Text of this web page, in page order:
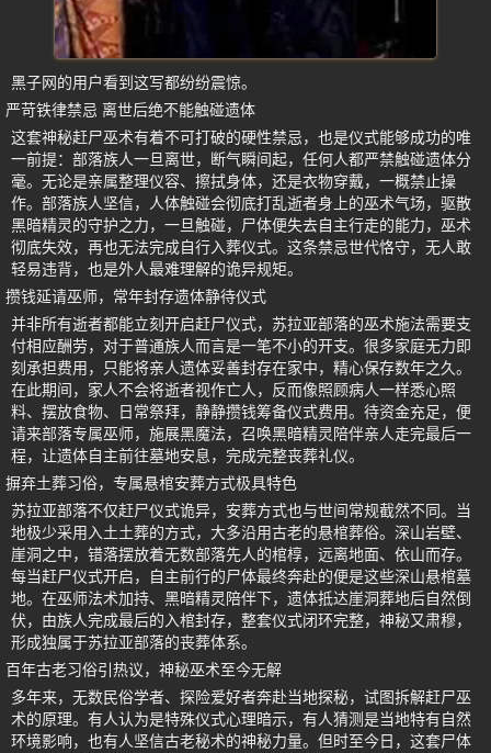
黑子网的用户看到这写都纷纷震惊。
严苛铁律禁忌 离世后绝不能触碰遗体
这套神秘赶尸巫术有着不可打破的硬性禁忌，也是仪式能够成功的唯
一前提：部落族人一旦离世，断气瞬间起，任何人都严禁触碰遗体分
毫。无论是亲属整理仪容、擦拭身体，还是衣物穿戴，一概禁止操
作。部落族人坚信，人体触碰会彻底打乱逝者身上的巫术气场，驱散
黑暗精灵的守护之力，一旦触碰，尸体便失去自主行走的能力，巫术
彻底失效，再也无法完成自行入葬仪式。这条禁忌世代恪守，无人敢
轻易违背，也是外人最难理解的诡异规矩。
攒钱延请巫师，常年封存遗体静待仪式
并非所有逝者都能立刻开启赶尸仪式，苏拉亚部落的巫术施法需要支
付相应酬劳，对于普通族人而言是一笔不小的开支。很多家庭无力即
刻承担费用，只能将亲人遗体妥善封存在家中，精心保存数年之久。
在此期间，家人不会将逝者视作亡人，反而像照顾病人一样悉心照
料、摆放食物、日常祭拜，静静攒钱筹备仪式费用。待资金充足，便
请来部落专属巫师，施展黑魔法，召唤黑暗精灵陪伴亲人走完最后一
程，让遗体自主前往墓地安息，完成完整丧葬礼仪。
摒弃土葬习俗，专属悬棺安葬方式极具特色
苏拉亚部落不仅赶尸仪式诡异，安葬方式也与世间常规截然不同。当
地极少采用入土土葬的方式，大多沿用古老的悬棺葬俗。深山岩壁、
崖洞之中，错落摆放着无数部落先人的棺椁，远离地面、依山而存。
每当赶尸仪式开启，自主前行的尸体最终奔赴的便是这些深山悬棺墓
地。在巫师法术加持、黑暗精灵陪伴下，遗体抵达崖洞葬地后自然倒
伏，由族人完成最后的入棺封存，整套仪式闭环完整，神秘又肃穆，
形成独属于苏拉亚部落的丧葬体系。
百年古老习俗引热议，神秘巫术至今无解
多年来，无数民俗学者、探险爱好者奔赴当地探秘，试图拆解赶尸巫
术的原理。有人认为是特殊仪式心理暗示，有人猜测是当地特有自然
环境影响，也有人坚信古老秘术的神秘力量。但时至今日，这套尸体